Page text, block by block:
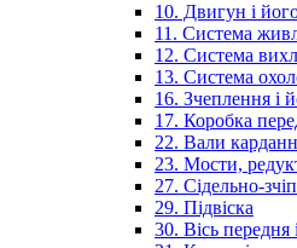
10. Двигун і
11. Система
12. Система
13. Система
16. Зчеплення і
17. Коробка
22. Вали
23. Мости,
27. Сідельно-
29. Підвіска
30. Вісь передня